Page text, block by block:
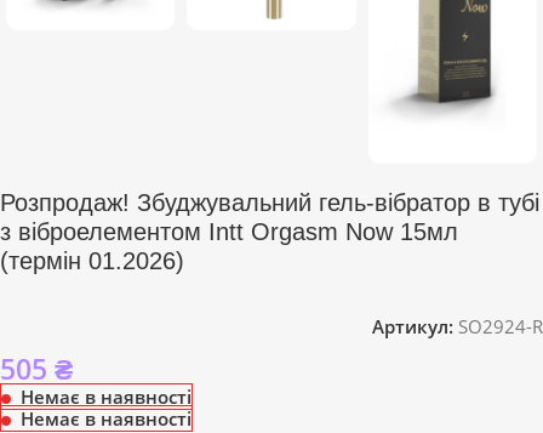
Розпродаж! Збуджувальний гель-вібратор в тубі
з віброелементом Intt Orgasm Now 15мл
(термін 01.2026)
Артикул: SO2924-R
505 ₴
Немає в наявності
Немає в наявності